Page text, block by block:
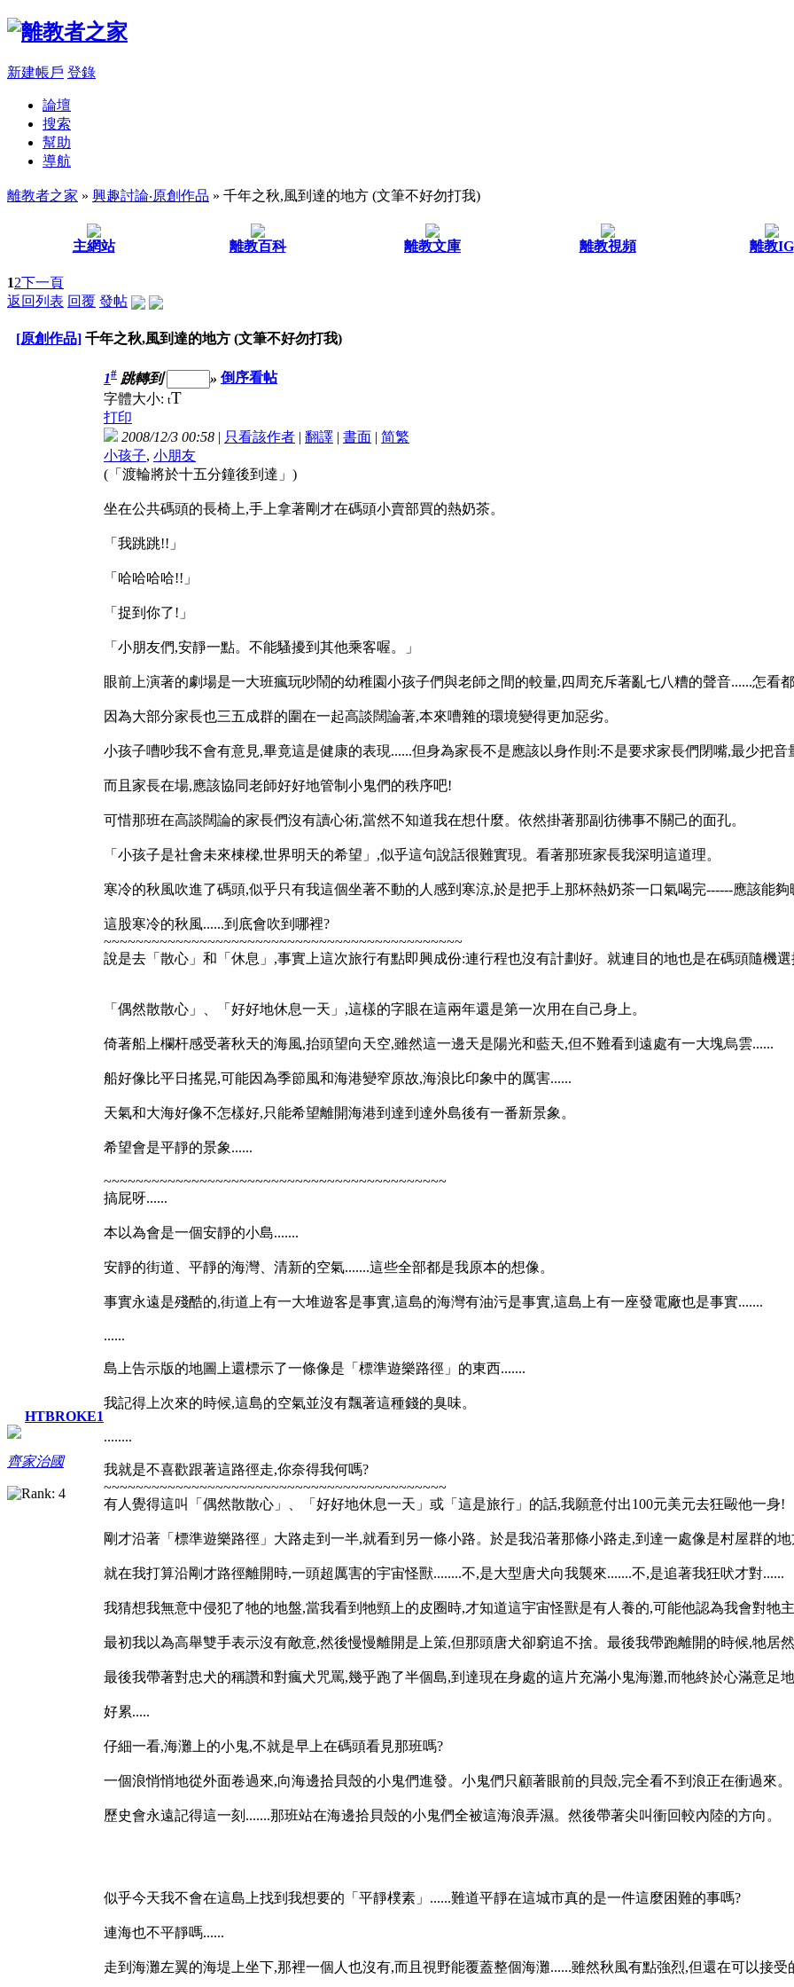
新建帳戶 登錄
論壇
搜索
幫助
導航
離教者之家 » 興趣討論‧原創作品 » 千年之秋,風到達的地方 (文筆不好勿打我)
主網站 離教百科 離教文庫 離教視頻 離教IG
12下一頁
返回列表 回覆 發帖
[原創作品] 千年之秋,風到達的地方 (文筆不好勿打我)
HTBROKE1
齊家治國
1# 跳轉到 » 倒序看帖
字體大小: tT
打印
2008/12/3 00:58 | 只看該作者 | 翻譯 | 書面 | 简繁
小孩子, 小朋友
(「渡輪將於十五分鐘後到達」)
坐在公共碼頭的長椅上,手上拿著剛才在碼頭小賣部買的熱奶茶。
「我跳跳!!」
「哈哈哈哈!!」
「捉到你了!」
「小朋友們,安靜一點。不能騷擾到其他乘客喔。」
眼前上演著的劇場是一大班瘋玩吵鬧的幼稚園小孩子們與老師之間的較量,四周充斥著亂七八糟的聲音......怎看
因為大部分家長也三五成群的圍在一起高談闊論著,本來嘈雜的環境變得更加惡劣。
小孩子嘈吵我不會有意見,畢竟這是健康的表現......但身為家長不是應該以身作則:不是要求家長們閉嘴,最少把音
而且家長在場,應該協同老師好好地管制小鬼們的秩序吧!
可惜那班在高談闊論的家長們沒有讀心術,當然不知道我在想什麼。依然掛著那副彷彿事不關己的面孔。
「小孩子是社會未來棟樑,世界明天的希望」,似乎這句說話很難實現。看著那班家長我深明這道理。
寒冷的秋風吹進了碼頭,似乎只有我這個坐著不動的人感到寒涼,於是把手上那杯熱奶茶一口氣喝完------應該能夠
這股寒冷的秋風......到底會吹到哪裡?
~~~~~~~~~~~~~~~~~~~~~~~~~~~~~~~~~~~~~~~~~~~~~
說是去「散心」和「休息」,事實上這次旅行有點即興成份:連行程也沒有計劃好。就連目的地也是在碼頭隨機選
「偶然散散心」、「好好地休息一天」,這樣的字眼在這兩年還是第一次用在自己身上。
倚著船上欄杆感受著秋天的海風,抬頭望向天空,雖然這一邊天是陽光和藍天,但不難看到遠處有一大塊烏雲......
船好像比平日搖晃,可能因為季節風和海港變窄原故,海浪比印象中的厲害......
天氣和大海好像不怎樣好,只能希望離開海港到達到達外島後有一番新景象。
希望會是平靜的景象......
~~~~~~~~~~~~~~~~~~~~~~~~~~~~~~~~~~~~~~~~~~~
搞屁呀......
本以為會是一個安靜的小島.......
安靜的街道、平靜的海灣、清新的空氣.......這些全部都是我原本的想像。
事實永遠是殘酷的,街道上有一大堆遊客是事實,這島的海灣有油污是事實,這島上有一座發電廠也是事實.......
......
島上告示版的地圖上還標示了一條像是「標準遊樂路徑」的東西.......
我記得上次來的時候,這島的空氣並沒有飄著這種錢的臭味。
........
我就是不喜歡跟著這路徑走,你奈得我何嗎?
~~~~~~~~~~~~~~~~~~~~~~~~~~~~~~~~~~~~~~~~~~~
有人覺得這叫「偶然散散心」、「好好地休息一天」或「這是旅行」的話,我願意付出100元美元去狂毆他一身!
剛才沿著「標準遊樂路徑」大路走到一半,就看到另一條小路。於是我沿著那條小路走,到達一處像是村屋群的地
就在我打算沿剛才路徑離開時,一頭超厲害的宇宙怪獸........不,是大型唐犬向我襲來.......不,是追著我狂吠才對......
我猜想我無意中侵犯了牠的地盤,當我看到牠頸上的皮圈時,才知道這宇宙怪獸是有人養的,可能他認為我會對牠
最初我以為高舉雙手表示沒有敵意,然後慢慢離開是上策,但那頭唐犬卻窮追不捨。最後我帶跑離開的時候,牠居
最後我帶著對忠犬的稱讚和對瘋犬咒罵,幾乎跑了半個島,到達現在身處的這片充滿小鬼海灘,而牠終於心滿意足地
好累.....
仔細一看,海灘上的小鬼,不就是早上在碼頭看見那班嗎?
一個浪悄悄地從外面卷過來,向海邊拾貝殼的小鬼們進發。小鬼們只顧著眼前的貝殼,完全看不到浪正在衝過來。
歷史會永遠記得這一刻.......那班站在海邊拾貝殼的小鬼們全被這海浪弄濕。然後帶著尖叫衝回較內陸的方向。
似乎今天我不會在這島上找到我想要的「平靜樸素」......難道平靜在這城市真的是一件這麼困難的事嗎?
連海也不平靜嗎......
走到海灘左翼的海堤上坐下,那裡一個人也沒有,而且視野能覆蓋整個海灘......雖然秋風有點強烈,但還在可以接受